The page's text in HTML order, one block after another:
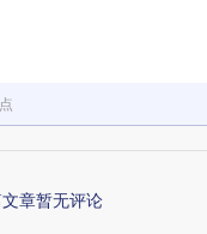
章暂无评论